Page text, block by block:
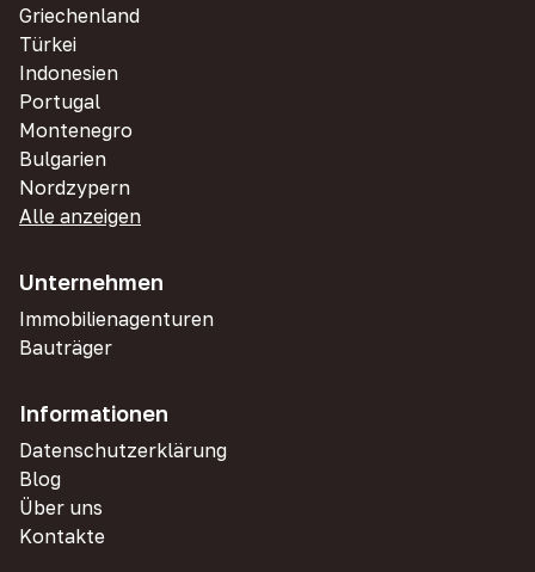
Griechenland
Türkei
Indonesien
Portugal
Montenegro
Bulgarien
Nordzypern
Alle anzeigen
Unternehmen
Immobilienagenturen
Bauträger
Informationen
Datenschutzerklärung
Blog
Über uns
Kontakte